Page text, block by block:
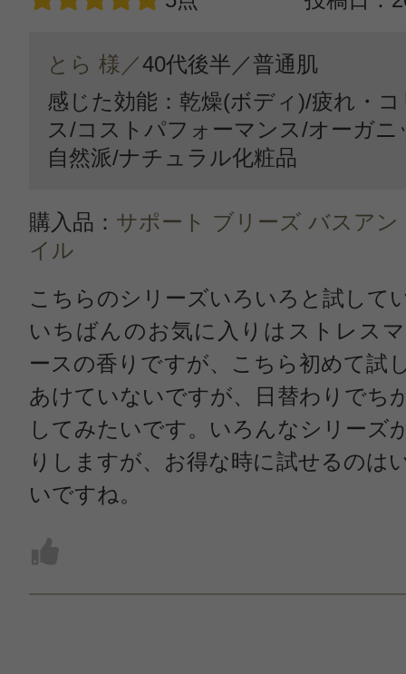
とら 様／40代後半／普通肌
感じた効能：乾燥(ボディ)/疲れ・
ス/コストパフォーマンス/オーガ
自然派/ナチュラル化粧品
購入品： サポート ブリーズ バスア
イル
こちらのシリーズいろいろと試して
いちばんのお気に入りはストレス
ースの香りですが、こちら初めて試
あけていないですが、日替わりでち
してみたいです。いろんなシリーズ
りしますが、お得な時に試せるのは
いですね。